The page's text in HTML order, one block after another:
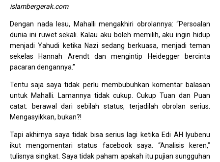
islambergerak.com.
Dengan nada lesu, Mahalli mengakhiri obrolannya: “Persoalan
dunia ini ruwet sekali. Kalau aku boleh memilih, aku ingin hidup
menjadi Yahudi ketika Nazi sedang berkuasa, menjadi teman
sekelas Hannah Arendt dan mengintip Heidegger bercinta
pacaran dengannya.”
Tentu saja saya tidak perlu membubuhkan komentar balasan
untuk Mahalli. Lamannya tidak cukup. Cukup Tuan dan Puan
catat: berawal dari sebilah status, terjadilah obrolan serius.
Mengasyikkan, bukan?!
Tapi akhirnya saya tidak bisa serius lagi ketika Edi AH Iyubenu
ikut mengomentari status facebook saya. “Analisis keren,”
tulisnya singkat. Saya tidak paham apakah itu pujian sungguhan